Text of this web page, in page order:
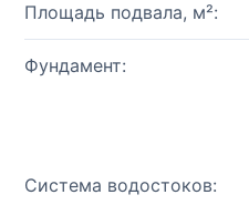
Площадь подвала, м²:
Фундамент:
Система водостоков: